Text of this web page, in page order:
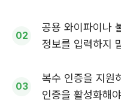
공용 와이파이나
정보를 입력하지
복수 인증을 지원
인증을 활성화해